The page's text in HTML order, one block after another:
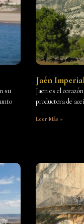
su
Jaén
Jaén es el
productora de
Leer Más »